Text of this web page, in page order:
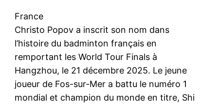
France
Christo Popov a inscrit son nom dans
l’histoire du badminton français en
remportant les World Tour Finals à
Hangzhou, le 21 décembre 2025. Le jeune
joueur de Fos-sur-Mer a battu le numéro 1
mondial et champion du monde en titre, Shi